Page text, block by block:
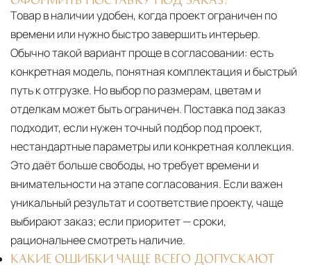
Товар в наличии удобен, когда проект ограничен по
времени или нужно быстро завершить интерьер.
Обычно такой вариант проще в согласовании: есть
конкретная модель, понятная комплектация и быстрый
путь к отгрузке. Но выбор по размерам, цветам и
отделкам может быть ограничен. Поставка под заказ
подходит, если нужен точный подбор под проект,
нестандартные параметры или конкретная коллекция.
Это даёт больше свободы, но требует времени и
внимательности на этапе согласования. Если важен
уникальный результат и соответствие проекту, чаще
выбирают заказ; если приоритет — сроки,
рациональнее смотреть наличие.
КАКИЕ ОШИБКИ ЧАЩЕ ВСЕГО ДОПУСКАЮТ